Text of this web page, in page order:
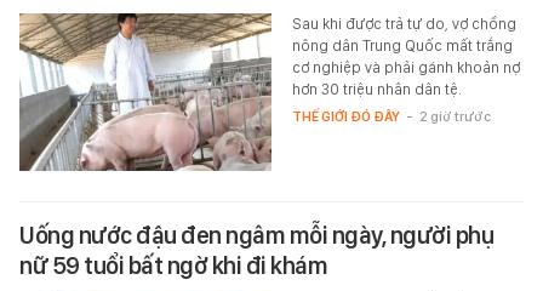
Sau khi được trả tự do, vợ chồng
nông dân Trung Quốc mất trắng
cơ nghiệp và phải gánh khoản nợ
hơn 30 triệu nhân dân tệ.
THẾ GIỚI ĐÓ ĐÂY - 2 giờ trước
Uống nước đậu đen ngâm mỗi ngày, người phụ
nữ 59 tuổi bất ngờ khi đi khám